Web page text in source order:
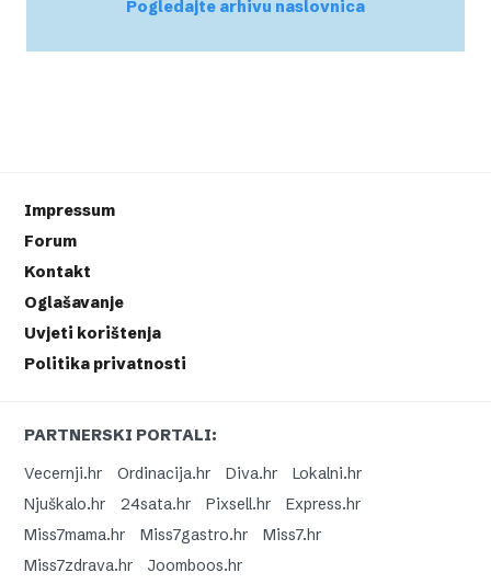
Pogledajte arhivu naslovnica
Impressum
Forum
Kontakt
Oglašavanje
Uvjeti korištenja
Politika privatnosti
PARTNERSKI PORTALI:
Vecernji.hr
Ordinacija.hr Diva.hr
Lokalni.hr
Njuškalo.hr
24sata.hr Pixsell.hr
Express.hr
Miss7mama.hr
Miss7gastro.hr
Miss7.hr
Miss7zdrava.hr
Joomboos.hr